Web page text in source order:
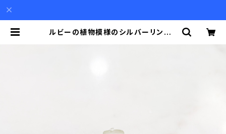
ルビーの植物模様のシルバーリング |